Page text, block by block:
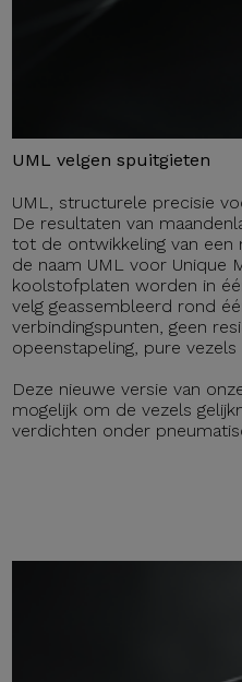
UML velgen spuitgieten
UML, structurele precisie
De resultaten van
tot de ontwikkeling van een
de naam UML voor Unique
koolstofplaten worden in
velg geassembleerd rond
verbindingspunten, geen
opeenstapeling, pure
Deze nieuwe versie van
mogelijk om de vezels
verdichten onder